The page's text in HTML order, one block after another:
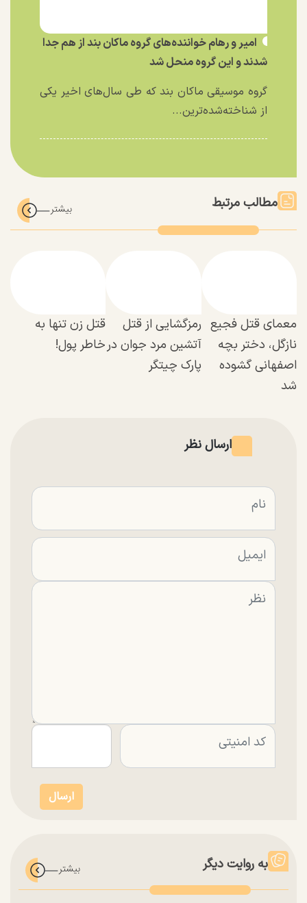
امیر و رهام خواننده‌های گروه ماکان بند از هم جدا
شدند و این گروه منحل شد
گروه موسیقی ماکان بند که طی سال‌های اخیر یکی
از شناخته‌شده‌ترین...
مطالب مرتبط
معمای قتل فجیع
نازگل، دختر بچه
اصفهانی گشوده
شد
رمزگشایی از قتل
آتشین مرد جوان در
پارک چیتگر
قتل زن تنها به
خاطر پول!
ارسال نظر
به روایت دیگر